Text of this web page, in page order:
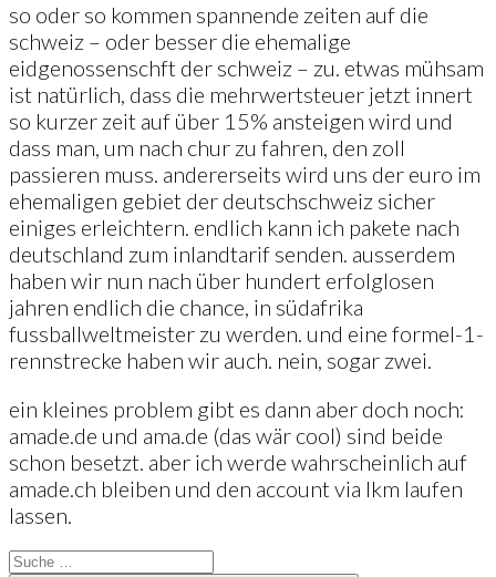
so oder so kommen spannende zeiten auf die
schweiz – oder besser die ehemalige
eidgenossenschft der schweiz – zu. etwas mühsam
ist natürlich, dass die mehrwertsteuer jetzt innert
so kurzer zeit auf über 15% ansteigen wird und
dass man, um nach chur zu fahren, den zoll
passieren muss. andererseits wird uns der euro im
ehemaligen gebiet der deutschschweiz sicher
einiges erleichtern. endlich kann ich pakete nach
deutschland zum inlandtarif senden. ausserdem
haben wir nun nach über hundert erfolglosen
jahren endlich die chance, in südafrika
fussballweltmeister zu werden. und eine formel-1-
rennstrecke haben wir auch. nein, sogar zwei.
ein kleines problem gibt es dann aber doch noch:
amade.de und ama.de (das wär cool) sind beide
schon besetzt. aber ich werde wahrscheinlich auf
amade.ch bleiben und den account via lkm laufen
lassen.
Suche